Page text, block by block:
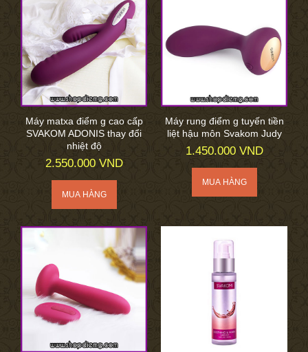
Máy matxa điểm g cao cấp
SVAKOM ADONIS thay đổi
nhiệt độ
2.550.000 VND
Máy rung điểm g tuyến tiền
liệt hậu môn Svakom Judy
1.450.000 VND